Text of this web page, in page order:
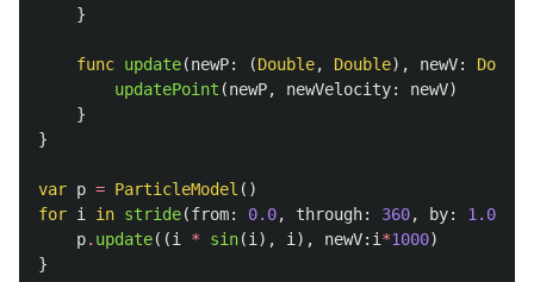
}
func update(newP: (Double, Double), newV:
Double
updatePoint (newP, newVelocity: newV)
}
}
var p = ParticleModel ()
for i in stride(from: 0.0, through: 360, by: 1.0
p. update((i * sin(i ), i ), newV: i *1000)
}